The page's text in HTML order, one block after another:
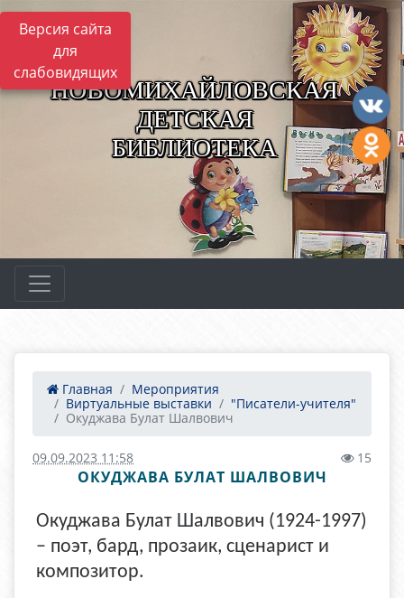
Версия сайта
для
слабовидящих
НОВОМИХАЙЛОВСКАЯ
ДЕТСКАЯ
БИБЛИОТЕКА
Главная
Мероприятия
Виртуальные выставки
"Писатели-учителя"
Окуджава Булат Шалвович
09.09.2023 11:58 15
ОКУДЖАВА БУЛАТ ШАЛВОВИЧ
Окуджава Булат Шалвович (1924-1997)
– поэт, бард, прозаик, сценарист и
композитор.